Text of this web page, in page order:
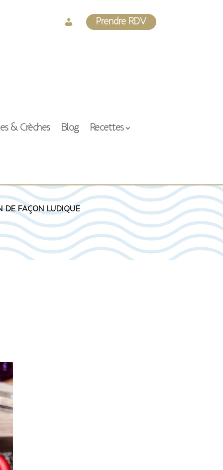
Log
Prendre RDV
& Crèches Blog Recettes
de façon ludique